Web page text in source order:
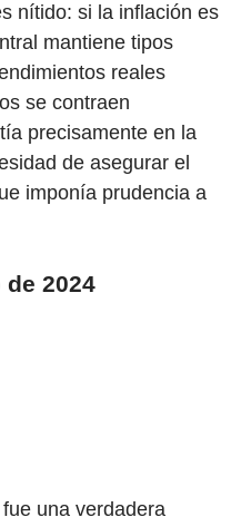
nítido: si la inflación es
mantiene tipos
reales
se contraen
precisamente en la
de asegurar el
imponía prudencia a
2024
una verdadera